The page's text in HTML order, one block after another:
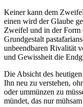
Keiner kann dem
einen wird der Glaube
Zweifel und in der Form
Grundgestalt
unbeendbaren Rivalität
und Gewissheit die
Die Absicht des
Ihn neu zu verstehen,
oder ummünzen zu
mündet, das nur